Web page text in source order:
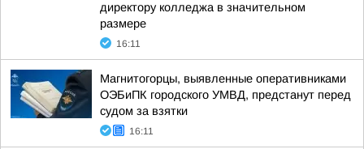
директору колледжа в значительном
размере
16:11
Магнитогорцы, выявленные оперативниками
ОЭБиПК городского УМВД, предстанут перед
судом за взятки
16:11